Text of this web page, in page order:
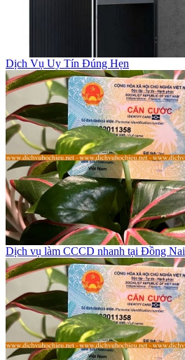
Dịch Vụ Uy Tín Đúng Hẹn
Dịch vụ làm CCCD nhanh tại Đồng Nai